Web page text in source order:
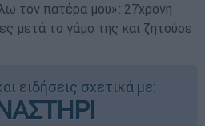
τον πατέρα μου»: 27χρονη
μετά το γάμο της και ζητούσε
ειδήσεις σχετικά με: